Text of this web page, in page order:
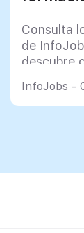
Consulta
de
descubre
InfoJobs -